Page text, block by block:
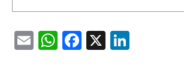
EmailWhatsApp
Facebook
X